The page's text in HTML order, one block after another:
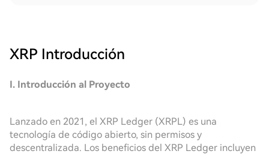
XRP Introducción
I. Introducción al Proyecto
Lanzado en 2021, el XRP Ledger (XRPL) es una
tecnología de código abierto, sin permisos y
descentralizada. Los beneficios del XRP Ledger incluyen